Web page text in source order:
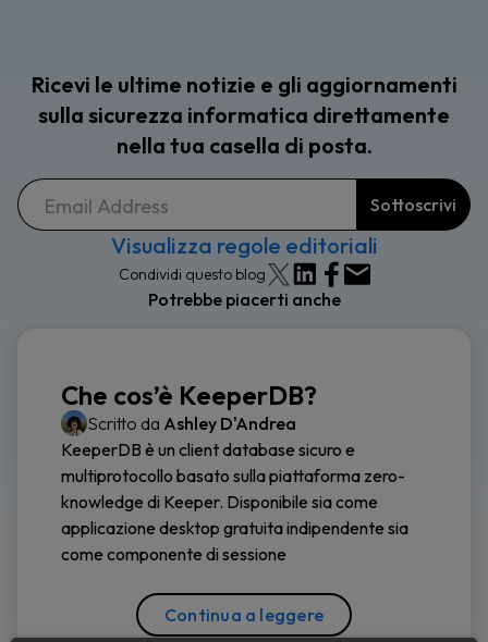
Ricevi le ultime notizie e gli aggiornamenti
sulla sicurezza informatica direttamente
nella tua casella di posta.
Visualizza regole editoriali
Condividi questo blog
Potrebbe piacerti anche
Che cos’è KeeperDB?
Scritto da Ashley D'Andrea
KeeperDB è un client database sicuro e
multiprotocollo basato sulla piattaforma zero-
knowledge di Keeper. Disponibile sia come
applicazione desktop gratuita indipendente sia
come componente di sessione
Continua a leggere